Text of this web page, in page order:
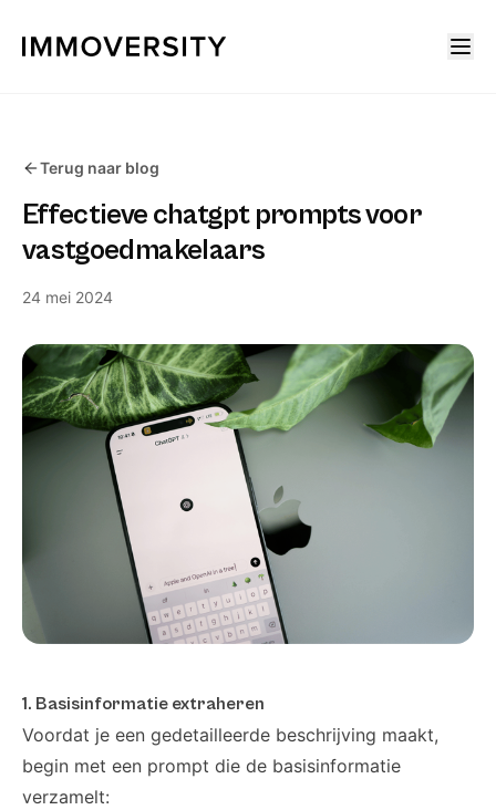
Terug naar blog
Effectieve chatgpt prompts voor
vastgoedmakelaars
24 mei 2024
1. Basisinformatie extraheren
Voordat je een gedetailleerde beschrijving maakt,
begin met een prompt die de basisinformatie
verzamelt: